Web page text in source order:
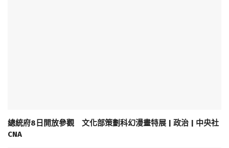
總統府8日開放參觀 文化部策劃科幻漫畫特展 | 政治 | 中央社
CNA